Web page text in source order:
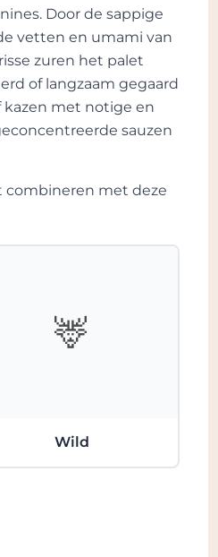
Vieux
van de wijngaard, is
worden
zijnaroma's en de
van Vieux
jaren in de
worden. Zoals met
jaar en hebben
Door de sappige
vetten en umami van
zuren het palet
of langzaam gegaard
met notige en
sauzen
combineren met deze
🦌
Wild